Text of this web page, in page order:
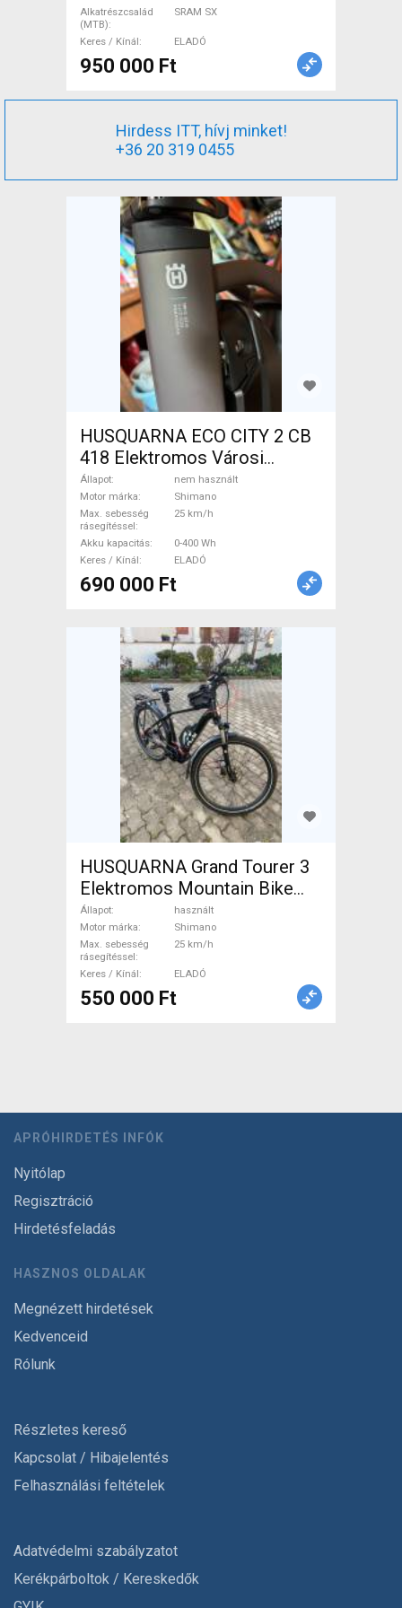
Alkatrészcsalád
(MTB)
SRAM SX
Keres / Kínál ELADÓ
950 000 Ft
Hirdess ITT, hívj minket!
+36 20 319 0455
HUSQUARNA ECO CITY 2 CB
418 Elektromos Városi
Shimano nem használt
ELADÓ
Állapot
nem használt
Motor márka
Shimano
Max. sebesség
rásegítéssel
25 km/h
Akku kapacitás
0-400 Wh
Keres / Kínál
ELADÓ
690 000 Ft
HUSQUARNA Grand Tourer 3
Elektromos Mountain Bike
elöl teleszkópos Shimano
használt ELADÓ
Állapot
használt
Motor márka
Shimano
Max. sebesség
rásegítéssel
25 km/h
Keres / Kínál ELADÓ
550 000 Ft
APRÓHIRDETÉS INFÓK
Nyitólap
Regisztráció
Hirdetésfeladás
HASZNOS OLDALAK
Megnézett hirdetések
Kedvenceid
Rólunk
Részletes kereső
Kapcsolat / Hibajelentés
Felhasználási feltételek
Adatvédelmi szabályzatot
Kerékpárboltok / Kereskedők